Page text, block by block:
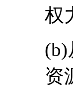
权
资